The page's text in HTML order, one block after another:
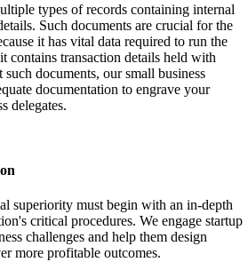
types of records containing internal
Such documents are crucial for the
it has vital data required to run the
contains transaction details held with
documents, our small business
documentation to engrave your
delegates.
superiority must begin with an in-depth
critical procedures. We engage startup
challenges and help them design
more profitable outcomes.